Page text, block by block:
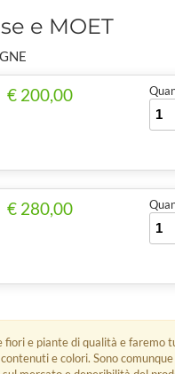
e MOET
€ 200,00
€ 280,00
fiori e piante di qualità e faremo
e colori. Sono